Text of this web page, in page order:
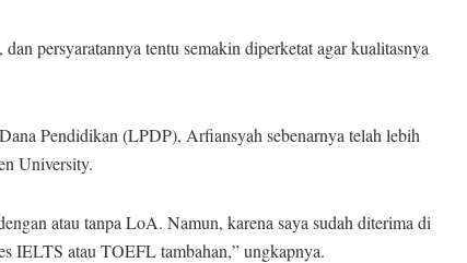
persyaratannya tentu semakin diperketat agar kualitasnya
Pendidikan (LPDP), Arfiansyah sebenarnya telah lebih
University.
atau tanpa LoA. Namun, karena saya sudah diterima di
IELTS atau TOEFL tambahan,” ungkapnya.